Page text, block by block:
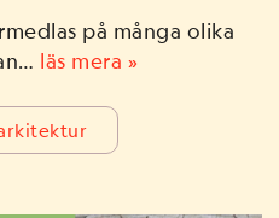
på många olika
läs mera »